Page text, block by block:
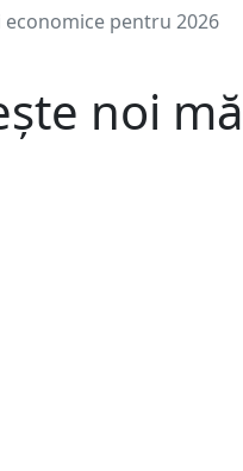
pentru 2026
noi